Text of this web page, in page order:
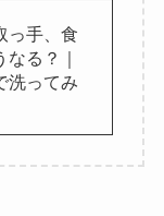
っ手、食
る？｜
洗ってみ